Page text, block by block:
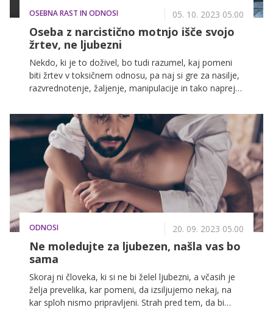
OSEBNA RAST IN ODNOSI 05. 10. 2023 05.00
Oseba z narcistično motnjo išče svojo
žrtev, ne ljubezni
Nekdo, ki je to doživel, bo tudi razumel, kaj pomeni
biti žrtev v toksičnem odnosu, pa naj si gre za nasilje,
razvrednotenje, žaljenje, manipulacije in tako naprej,
spremenila je že marsikoga, ki danes želi pomagati in
odpreti oči tistim, ki še ne vidijo ... Nevarnosti. Več o
tem pa v nadaljevanju.
ODNOSI 20. 09. 2023 05.00
Ne moledujte za ljubezen, našla vas bo
sama
Skoraj ni človeka, ki si ne bi želel ljubezni, a včasih je
želja prevelika, kar pomeni, da izsiljujemo nekaj, na
kar sploh nismo pripravljeni. Strah pred tem, da bi